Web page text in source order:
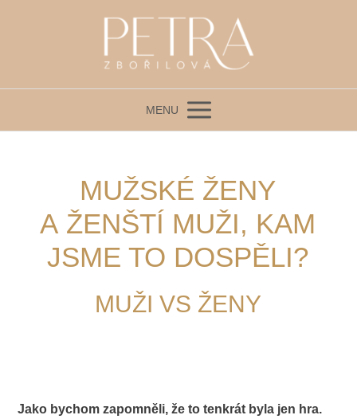
MENU
MUŽSKÉ ŽENY
A ŽENŠTÍ MUŽI, KAM
JSME TO DOSPĚLI?
MUŽI VS ŽENY
Jako bychom zapomněli, že to tenkrát byla jen hra.